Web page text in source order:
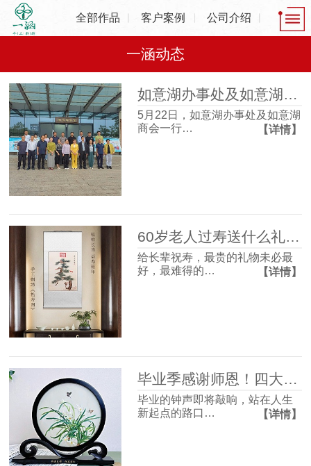
全部作品 客户案例 公司介绍
一涵动态
如意湖办事处及如意湖商会一行走进一涵刺绣博物馆 沉浸式感受非遗魅力
5月22日，如意湖办事处及如意湖
商会一行…
【详情】
60岁老人过寿送什么礼物好？这4款体面走心，长辈收到超有面子
给长辈祝寿，最贵的礼物未必最
好，最难得的…
【详情】
毕业季感谢师恩！四大最受欢迎的礼物清单，送到老师心坎里！
毕业的钟声即将敲响，站在人生
新起点的路口…
【详情】